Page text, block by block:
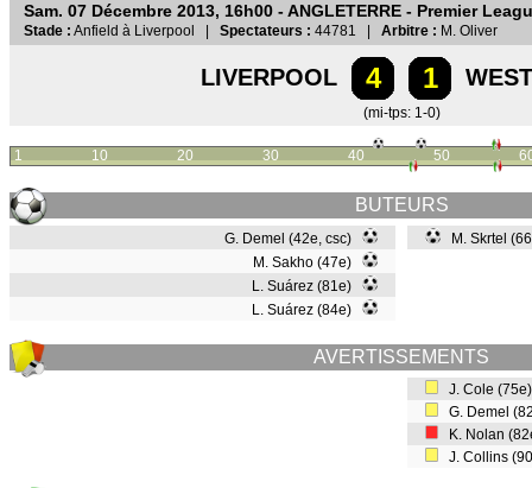
Sam. 07 Décembre 2013, 16h00 - ANGLETERRE - Premier
Stade : Anfield à Liverpool | Spectateurs : 44781 | Arbitre : M. Oliver
LIVERPOOL 4 1
(mi-tps: 1-0)
1 10 20 30 40 50
BUTEURS
G. Demel (42e, csc)
M. Sakho (47e)
L. Suárez (81e)
L. Suárez (84e)
M. Skrtel
AVERTISSEMENTS
J. Cole
G. Demel
K. Nolan
J. Collins